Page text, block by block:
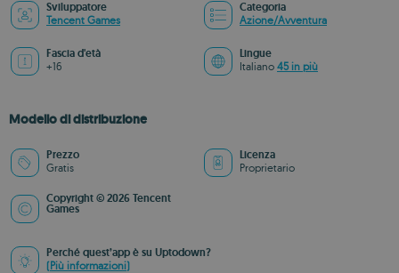
Sviluppatore
Tencent Games
Categoria
Azione/Avventura
Fascia d'età
+16
Lingue
Italiano 45 in più
Modello di distribuzione
Prezzo
Gratis
Licenza
Proprietario
Copyright © 2026 Tencent
Games
Perché quest’app è su Uptodown?
(Più informazioni)